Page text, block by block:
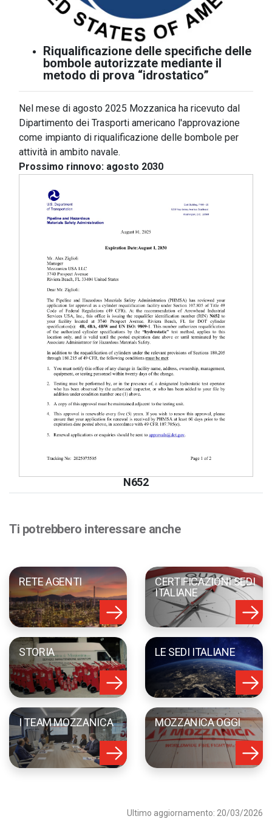
Riqualificazione delle specifiche delle
bombole autorizzate mediante il
metodo di prova “idrostatico”
Nel mese di agosto 2025 Mozzanica ha ricevuto dal
Dipartimento dei Trasporti americano l'approvazione
come impianto di riqualificazione delle bombole per
attività in ambito navale.
Prossimo rinnovo: agosto 2030
N652
Ti potrebbero interessare anche
RETE AGENTI
CERTIFICAZIONI SEDI
ITALIANE
STORIA LE SEDI ITALIANE
I TEAM MOZZANICA MOZZANICA OGGI
Ultimo aggiornamento: 20/03/2026